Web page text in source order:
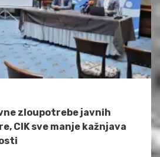
zloupotrebe javnih
CIK sve manje kažnjava